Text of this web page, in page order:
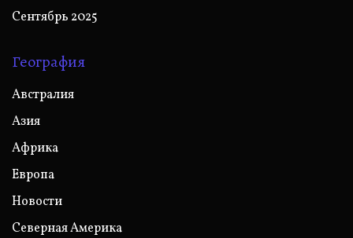
Сентябрь 2025
География
Австралия
Азия
Африка
Европа
Новости
Северная Америка